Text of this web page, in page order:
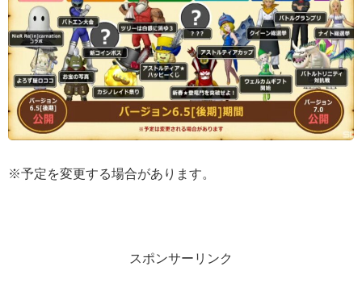
※予定を変更する場合があります。
スポンサーリンク